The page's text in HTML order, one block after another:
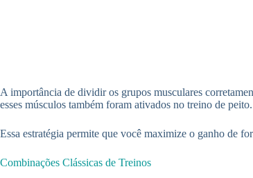
A importância de dividir os grupos musculares
esses músculos também foram ativados no treino de peito.
Essa estratégia permite que você maximize o ganho de
Combinações Clássicas de Treinos